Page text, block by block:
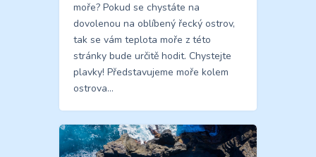
moře? Pokud se chystáte na
dovolenou na oblíbený řecký ostrov,
tak se vám teplota moře z této
stránky bude určitě hodit. Chystejte
plavky! Představujeme moře kolem
ostrova…